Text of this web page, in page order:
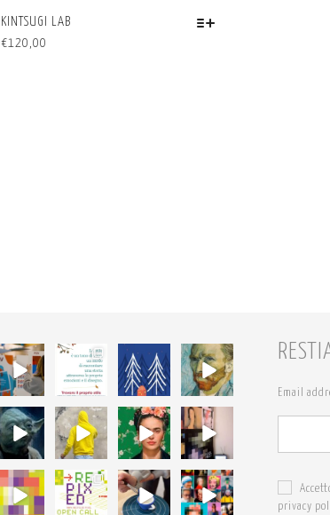
KINTSUGI LAB
QUESTO
€120,00
24
0
68
6
54
1
7
0
4
0
18
0
19
0
19
0
26
0
24
0
18
0
24
1
Email
privacy